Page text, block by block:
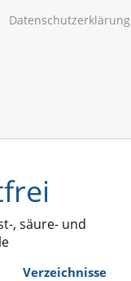
Datenschutzerklärung
, säure- und
Verzeichnisse